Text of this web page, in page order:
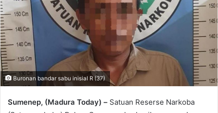
Buronan bandar sabu inisial R (37)
Sumenep, (Madura Today) – Satuan Reserse Narkoba